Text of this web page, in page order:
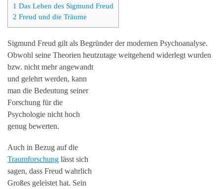
1 Das Leben des Sigmund Freud
2 Freud und die Träume
Sigmund Freud gilt als Begründer der modernen Psychoanalyse.
Obwohl seine Theorien heutzutage weitgehend widerlegt wurden
bzw. nicht mehr angewandt
und gelehrt werden, kann
man die Bedeutung seiner
Forschung für die
Psychologie nicht hoch
genug bewerten.
Auch in Bezug auf die
Traumforschung lässt sich
sagen, dass Freud wahrlich
Großes geleistet hat. Sein